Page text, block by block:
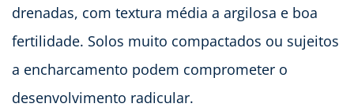
drenadas, com textura média a argilosa e boa
fertilidade. Solos muito compactados ou sujeitos
a encharcamento podem comprometer o
desenvolvimento radicular.